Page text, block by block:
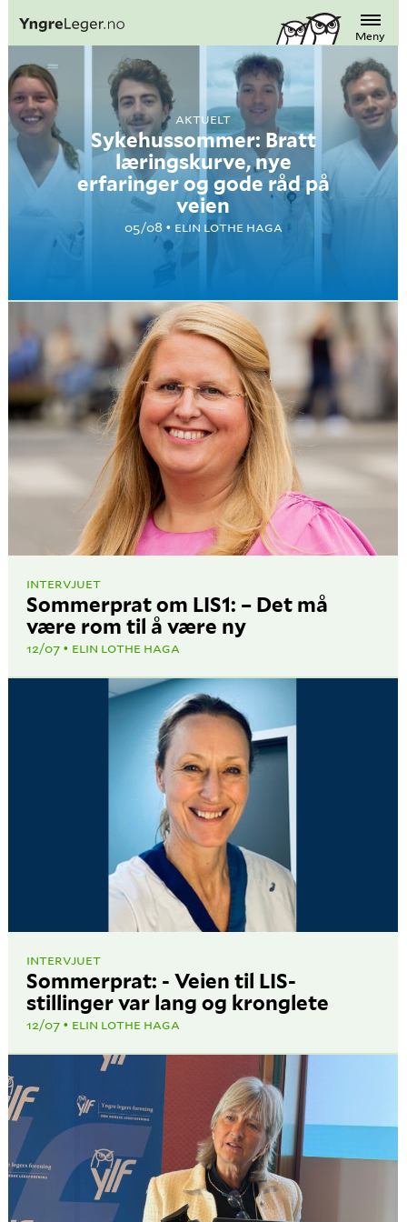
Meny
Sykehussommer: Bratt
læringskurve, nye
erfaringer og gode råd på
veien
AKTUELT
05/08 ELIN LOTHE HAGA
Sommerprat om LIS1: – Det må
være rom til å være ny
INTERVJUET
12/07 ELIN LOTHE HAGA
Sommerprat: - Veien til LIS-
stillinger var lang og kronglete
INTERVJUET
12/07 ELIN LOTHE HAGA